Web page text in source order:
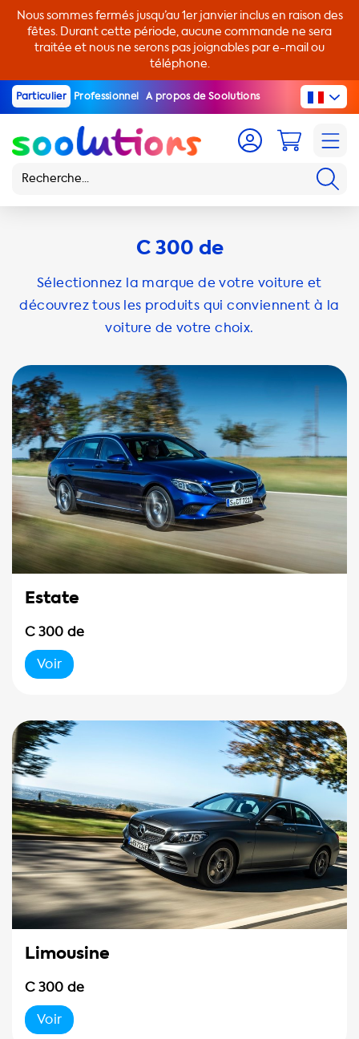
Nous sommes fermés jusqu’au 1er janvier inclus en raison des
fêtes. Durant cette période, aucune commande ne sera
traitée et nous ne serons pas joignables par e-mail ou
téléphone.
Particulier Professionnel A propos de Soolutions
C 300 de
Sélectionnez la marque de votre voiture et
découvrez tous les produits qui conviennent à la
voiture de votre choix.
Estate
C 300 de
Voir
Limousine
C 300 de
Voir